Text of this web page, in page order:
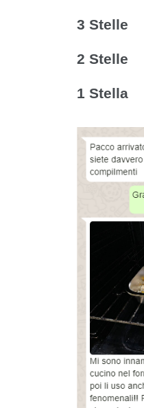
3 Stelle
2 Stelle
1 Stella